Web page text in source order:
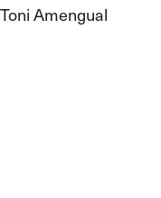
Toni Amengual